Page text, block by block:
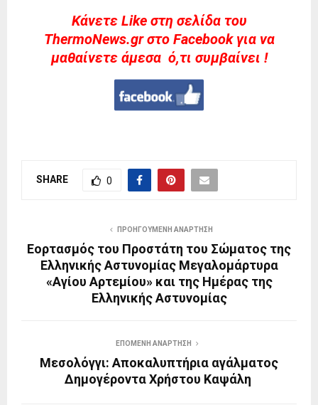
Kάνετε Like στη σελίδα του
ThermoNews.gr στο Facebook για να
μαθαίνετε άμεσα ό,τι συμβαίνει !
SHARE 0
ΠΡΟΗΓΟΎΜΕΝΗ ΑΝΆΡΤΗΣΗ
Εορτασμός του Προστάτη του Σώματος της
Ελληνικής Αστυνομίας Μεγαλομάρτυρα
«Αγίου Αρτεμίου» και της Ημέρας της
Ελληνικής Αστυνομίας
ΕΠΌΜΕΝΗ ΑΝΆΡΤΗΣΗ
Μεσολόγγι: Αποκαλυπτήρια αγάλματος
Δημογέροντα Χρήστου Καψάλη